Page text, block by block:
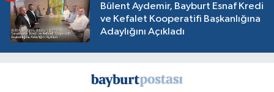
Bülent Aydemir, Bayburt Esnaf Kredi
ve Kefalet Kooperatifi Başkanlığına
Adaylığını Açıkladı